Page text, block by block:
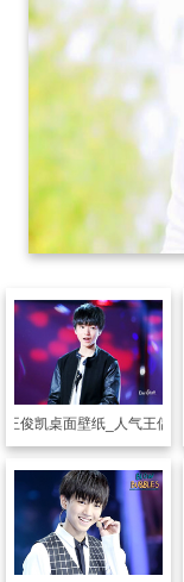
王俊凯桌面壁纸_人气王偶
明星图片